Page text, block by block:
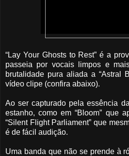
“Lay Your Ghosts to Rest” é a
passeia por vocais limpos e
brutalidade pura aliada a “Astral
vídeo clipe (confira abaixo).
Ao ser capturado pela essência
estanho, como em “Bloom” que
“Silent Flight Parliament” que
é de fácil audição.
Uma banda que não se prende à